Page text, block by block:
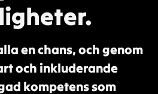
en chans, och genom
och inkluderande
kompetens som